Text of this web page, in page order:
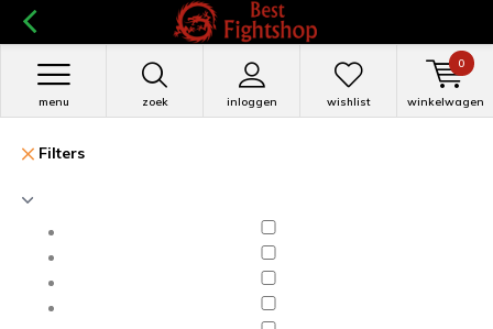
zoek inloggen
menu wishlist winkelwagen
0
Filters